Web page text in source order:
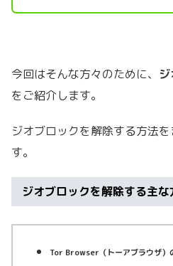
今回はそんな方々のために、
をご紹介します。
ジオブロックを解除する方法
す。
ジオブロックを解除する主な
Tor Browser（トーアブラウザ）